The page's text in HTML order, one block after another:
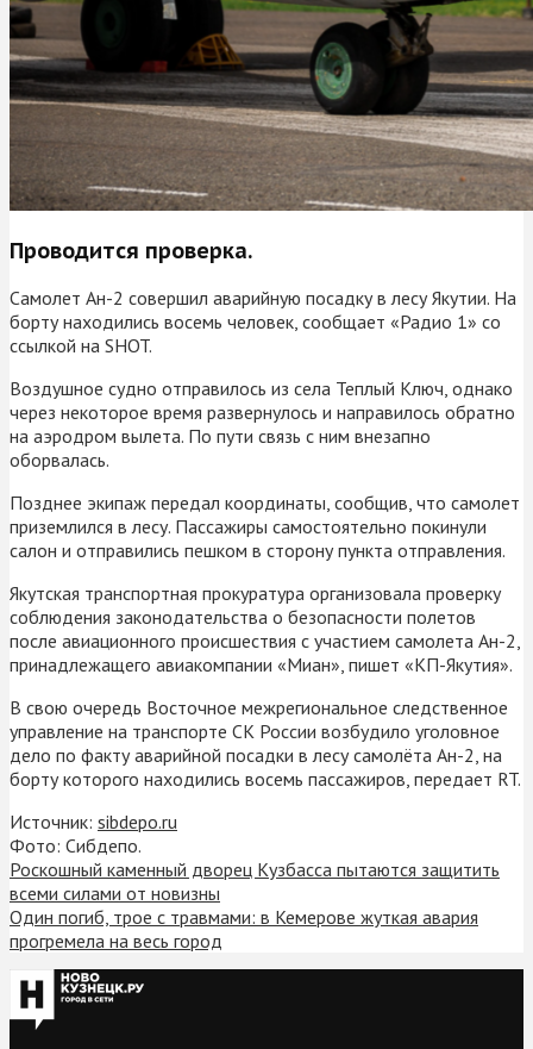
Проводится проверка.
Самолет Ан-2 совершил аварийную посадку в лесу Якутии. На
борту находились восемь человек, сообщает «Радио 1» со
ссылкой на SHOT.
Воздушное судно отправилось из села Теплый Ключ, однако
через некоторое время развернулось и направилось обратно
на аэродром вылета. По пути связь с ним внезапно
оборвалась.
Позднее экипаж передал координаты, сообщив, что самолет
приземлился в лесу. Пассажиры самостоятельно покинули
салон и отправились пешком в сторону пункта отправления.
Якутская транспортная прокуратура организовала проверку
соблюдения законодательства о безопасности полетов
после авиационного происшествия с участием самолета Ан-2,
принадлежащего авиакомпании «Миан», пишет «КП-Якутия».
В свою очередь Восточное межрегиональное следственное
управление на транспорте СК России возбудило уголовное
дело по факту аварийной посадки в лесу самолёта Ан-2, на
борту которого находились восемь пассажиров, передает RT.
Источник: sibdepo.ru
Фото: Сибдепо.
Роскошный каменный дворец Кузбасса пытаются защитить
всеми силами от новизны
Один погиб, трое с травмами: в Кемерове жуткая авария
прогремела на весь город